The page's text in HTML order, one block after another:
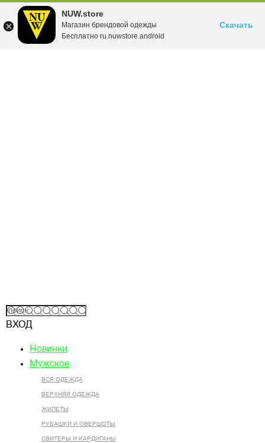
NUW.store
Магазин брендовой одежды
Бесплатно ru.nuwstore.android
Скачать
ВХОД
Новинки
Мужское
ВСЯ ОДЕЖДА
ВЕРХНЯЯ ОДЕЖДА
ЖИЛЕТЫ
РУБАШКИ И ОВЕРШОТЫ
СВИТЕРЫ И КАРДИГАНЫ